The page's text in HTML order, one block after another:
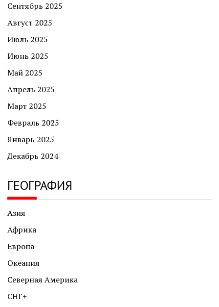
Сентябрь 2025
Август 2025
Июль 2025
Июнь 2025
Май 2025
Апрель 2025
Март 2025
Февраль 2025
Январь 2025
Декабрь 2024
ГЕОГРАФИЯ
Азия
Африка
Европа
Океания
Северная Америка
СНГ+